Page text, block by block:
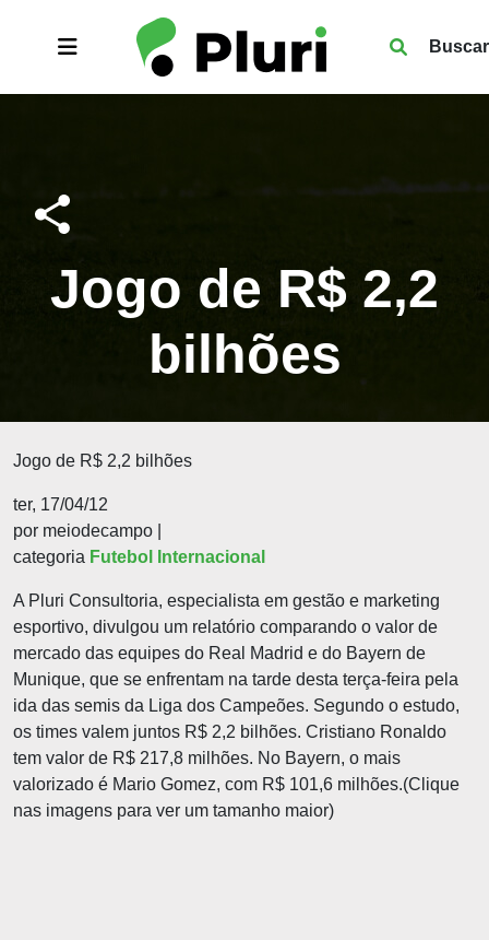
Buscar
Jogo de R$ 2,2
bilhões
Jogo de R$ 2,2 bilhões
ter, 17/04/12
por meiodecampo |
categoria Futebol Internacional
A Pluri Consultoria, especialista em gestão e marketing
esportivo, divulgou um relatório comparando o valor de
mercado das equipes do Real Madrid e do Bayern de
Munique, que se enfrentam na tarde desta terça-feira pela
ida das semis da Liga dos Campeões. Segundo o estudo,
os times valem juntos R$ 2,2 bilhões. Cristiano Ronaldo
tem valor de R$ 217,8 milhões. No Bayern, o mais
valorizado é Mario Gomez, com R$ 101,6 milhões.(Clique
nas imagens para ver um tamanho maior)